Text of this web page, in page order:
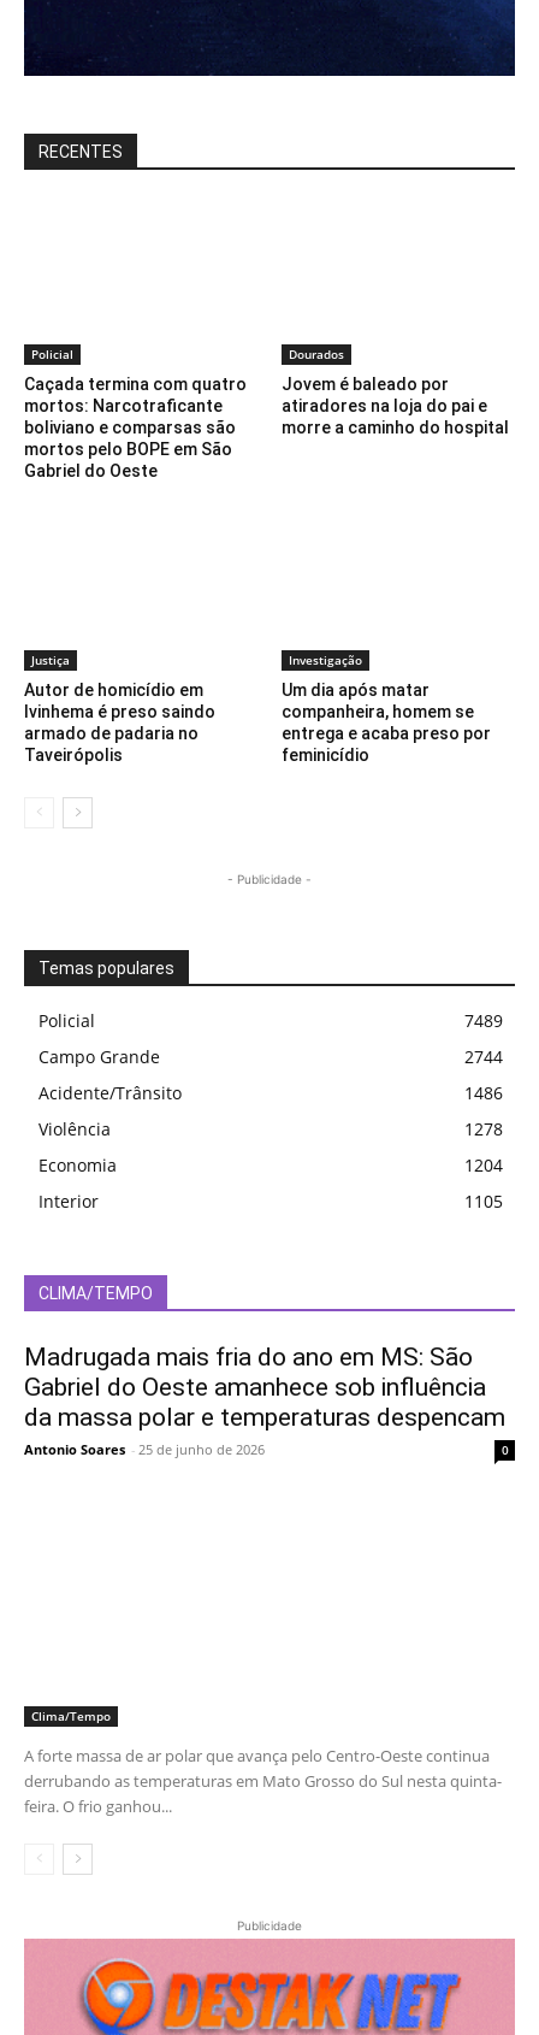
RECENTES
Policial
Caçada termina com quatro
mortos: Narcotraficante
boliviano e comparsas são
mortos pelo BOPE em São
Gabriel do Oeste
Dourados
Jovem é baleado por
atiradores na loja do pai e
morre a caminho do hospital
Justiça
Autor de homicídio em
Ivinhema é preso saindo
armado de padaria no
Taveirópolis
Investigação
Um dia após matar
companheira, homem se
entrega e acaba preso por
feminicídio
- Publicidade -
Temas populares
Policial
7489
Campo Grande
2744
Acidente/Trânsito
1486
Violência
1278
Economia
1204
Interior
1105
CLIMA/TEMPO
Madrugada mais fria do ano em MS: São
Gabriel do Oeste amanhece sob influência
da massa polar e temperaturas despencam
Antonio Soares - 25 de junho de 2026 0
Clima/Tempo
A forte massa de ar polar que avança pelo Centro-Oeste continua
derrubando as temperaturas em Mato Grosso do Sul nesta quinta-
feira. O frio ganhou...
Publicidade